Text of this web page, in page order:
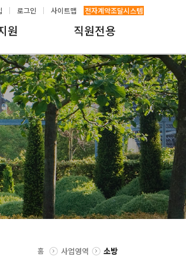
로그인 사이트맵 전자계약조달시스템
원 직원전용
홈 사업영역 소방